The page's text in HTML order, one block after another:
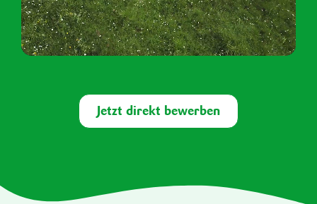
Jetzt direkt bewerben